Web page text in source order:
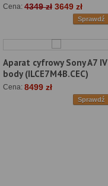
Cena: 4349 zł 3649 zł
Sprawdź
Aparat cyfrowy Sony A7 IV
body (ILCE7M4B.CEC)
Cena: 8499 zł
Sprawdź